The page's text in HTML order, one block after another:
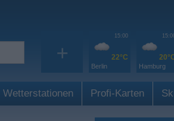
+
15:00
22°C
Berlin Hamburg
Wetterstationen Profi-Karten